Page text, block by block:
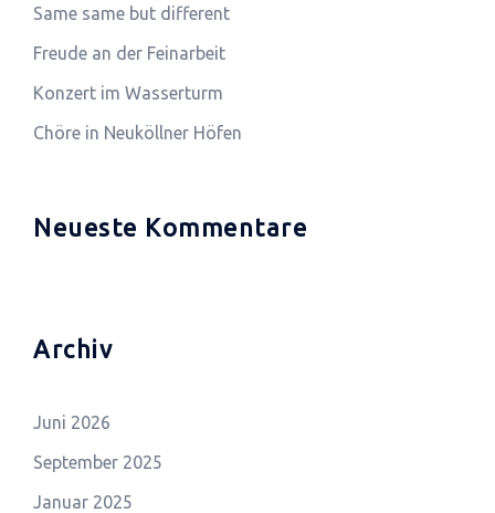
Same same but different
Freude an der Feinarbeit
Konzert im Wasserturm
Chöre in Neuköllner Höfen
Neueste Kommentare
Archiv
Juni 2026
September 2025
Januar 2025